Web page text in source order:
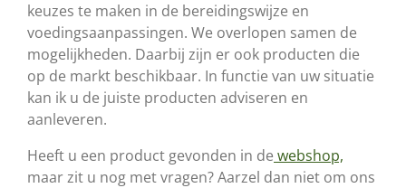
keuzes te maken in de bereidingswijze en
voedingsaanpassingen. We overlopen samen de
mogelijkheden. Daarbij zijn er ook producten die
op de markt beschikbaar. In functie van uw situatie
kan ik u de juiste producten adviseren en
aanleveren.
Heeft u een product gevonden in de webshop,
maar zit u nog met vragen? Aarzel dan niet om ons